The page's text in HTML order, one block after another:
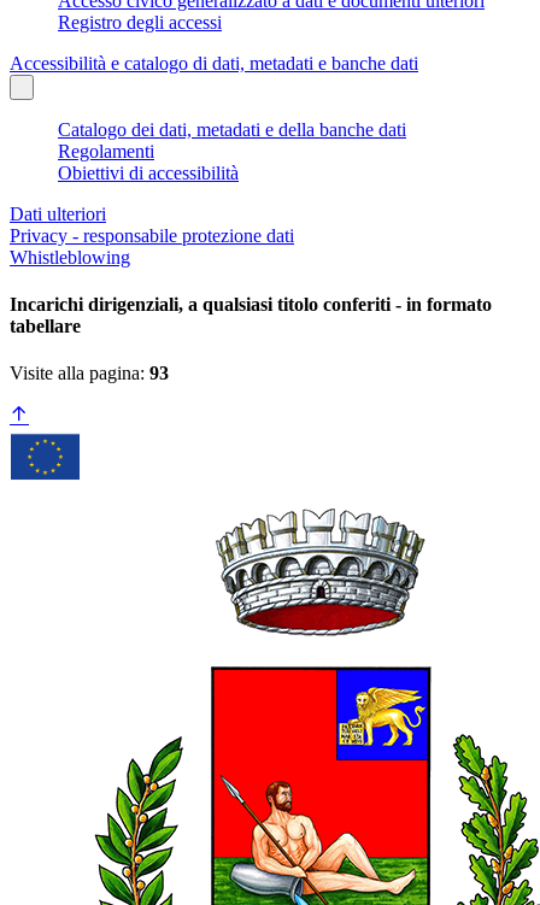
Registro degli accessi
Accessibilità e catalogo di dati, metadati e banche dati
Catalogo dei dati, metadati e della banche dati
Regolamenti
Obiettivi di accessibilità
Dati ulteriori
Privacy - responsabile protezione dati
Whistleblowing
Incarichi dirigenziali, a qualsiasi titolo conferiti - in formato
tabellare
Visite alla pagina: 93